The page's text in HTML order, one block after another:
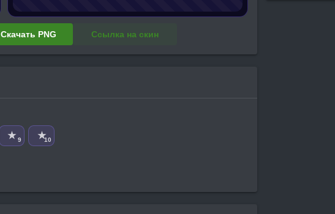
Скачать PNG Ссылка на скин
★ 9 ★10